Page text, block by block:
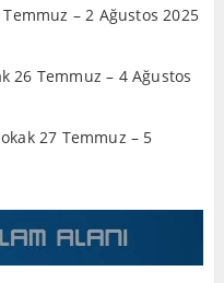
Temmuz – 2 Ağustos 2025
26 Temmuz – 4 Ağustos
27 Temmuz – 5